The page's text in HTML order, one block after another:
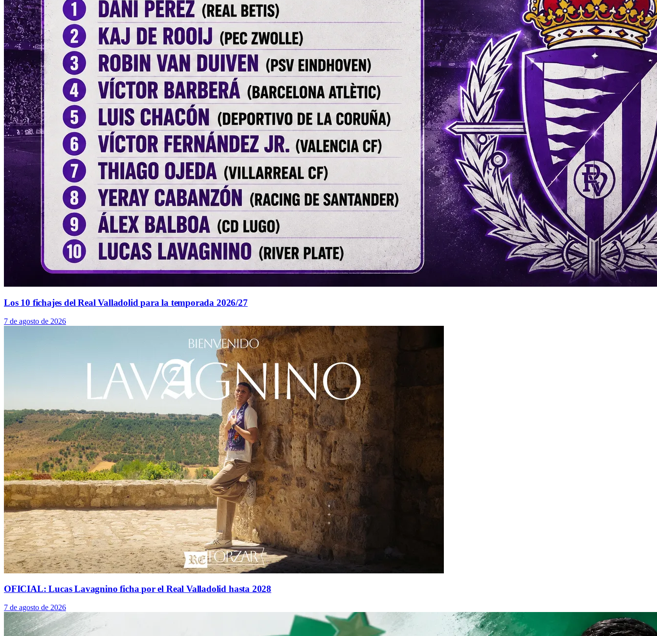
Los 10 fichajes del Real Valladolid para la temporada 2026/27
7 de agosto de 2026
OFICIAL: Lucas Lavagnino ficha por el Real Valladolid hasta 2028
7 de agosto de 2026